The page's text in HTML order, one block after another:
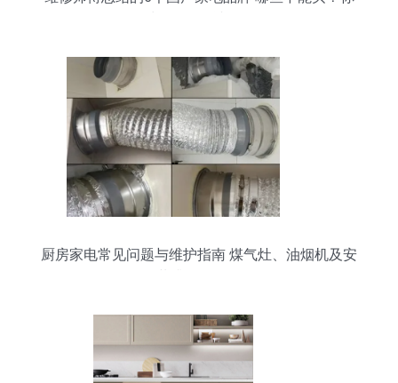
厨房家电常见问题与维护指南 煤气灶、油烟机及安